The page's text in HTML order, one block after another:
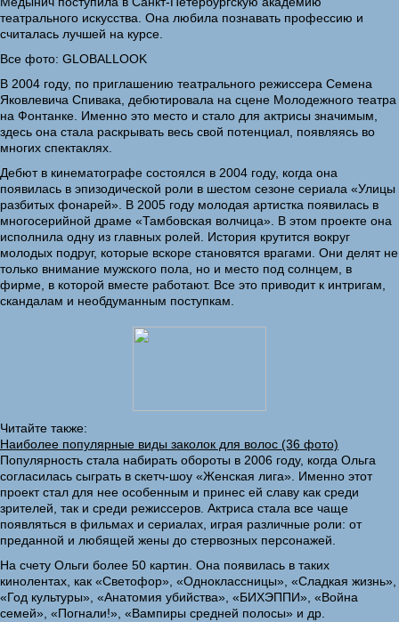
театрального искусства. Она любила познавать профессию и
считалась лучшей на курсе.
Все фото: GLOBALLOOK
В 2004 году, по приглашению театрального режиссера Семена
Яковлевича Спивака, дебютировала на сцене Молодежного театра
на Фонтанке. Именно это место и стало для актрисы значимым,
здесь она стала раскрывать весь свой потенциал, появляясь во
многих спектаклях.
Дебют в кинематографе состоялся в 2004 году, когда она
появилась в эпизодической роли в шестом сезоне сериала «Улицы
разбитых фонарей». В 2005 году молодая артистка появилась в
многосерийной драме «Тамбовская волчица». В этом проекте она
исполнила одну из главных ролей. История крутится вокруг
молодых подруг, которые вскоре становятся врагами. Они делят не
только внимание мужского пола, но и место под солнцем, в
фирме, в которой вместе работают. Все это приводит к интригам,
скандалам и необдуманным поступкам.
Читайте также:
Наиболее популярные виды заколок для волос (36 фото)
Популярность стала набирать обороты в 2006 году, когда Ольга
согласилась сыграть в скетч-шоу «Женская лига». Именно этот
проект стал для нее особенным и принес ей славу как среди
зрителей, так и среди режиссеров. Актриса стала все чаще
появляться в фильмах и сериалах, играя различные роли: от
преданной и любящей жены до стервозных персонажей.
На счету Ольги более 50 картин. Она появилась в таких
кинолентах, как «Светофор», «Одноклассницы», «Сладкая жизнь»,
«Год культуры», «Анатомия убийства», «БИХЭППИ», «Война
семей», «Погнали!», «Вампиры средней полосы» и др.